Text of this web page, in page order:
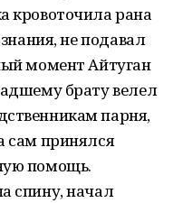
кровоточила рана
не подавал
момент Айтуган
брату велел
парня,
сам принялся
помощь.
спину, начал